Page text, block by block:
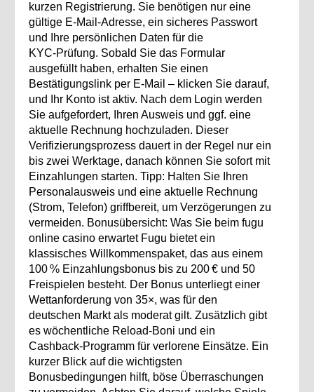
kurzen Registrierung. Sie benötigen nur eine
gültige E‑Mail‑Adresse, ein sicheres Passwort
und Ihre persönlichen Daten für die
KYC‑Prüfung. Sobald Sie das Formular
ausgefüllt haben, erhalten Sie einen
Bestätigungslink per E‑Mail – klicken Sie darauf,
und Ihr Konto ist aktiv. Nach dem Login werden
Sie aufgefordert, Ihren Ausweis und ggf. eine
aktuelle Rechnung hochzuladen. Dieser
Verifizierungsprozess dauert in der Regel nur ein
bis zwei Werktage, danach können Sie sofort mit
Einzahlungen starten. Tipp: Halten Sie Ihren
Personalausweis und eine aktuelle Rechnung
(Strom, Telefon) griffbereit, um Verzögerungen zu
vermeiden. Bonusübersicht: Was Sie beim fugu
online casino erwartet Fugu bietet ein
klassisches Willkommenspaket, das aus einem
100 % Einzahlungsbonus bis zu 200 € und 50
Freispielen besteht. Der Bonus unterliegt einer
Wettanforderung von 35×, was für den
deutschen Markt als moderat gilt. Zusätzlich gibt
es wöchentliche Reload‑Boni und ein
Cashback‑Programm für verlorene Einsätze. Ein
kurzer Blick auf die wichtigsten
Bonusbedingungen hilft, böse Überraschungen